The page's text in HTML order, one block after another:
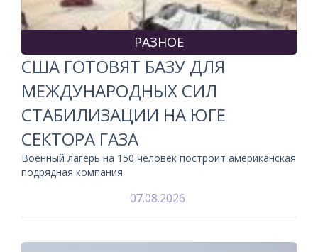
РАЗНОЕ
США ГОТОВЯТ БАЗУ ДЛЯ
МЕЖДУНАРОДНЫХ СИЛ
СТАБИЛИЗАЦИИ НА ЮГЕ
СЕКТОРА ГАЗА
Военный лагерь на 150 человек построит американская
подрядная компания
07.08.2026